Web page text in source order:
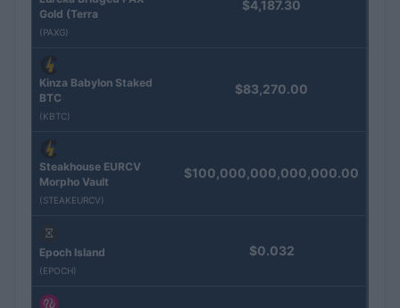
Gold (Terra
(PAXG)
$4,187.30
Kinza Babylon Staked
BTC
(KBTC)
$83,270.00
Steakhouse EURCV
Morpho Vault
(STEAKEURCV)
$100,000,000,000,000.00
Epoch Island
(EPOCH)
$0.032